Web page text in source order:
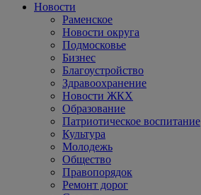
Новости
Раменское
Новости округа
Подмосковье
Бизнес
Благоустройство
Здравоохранение
Новости ЖКХ
Образование
Патриотическое воспитание
Культура
Молодежь
Общество
Правопорядок
Ремонт дорог